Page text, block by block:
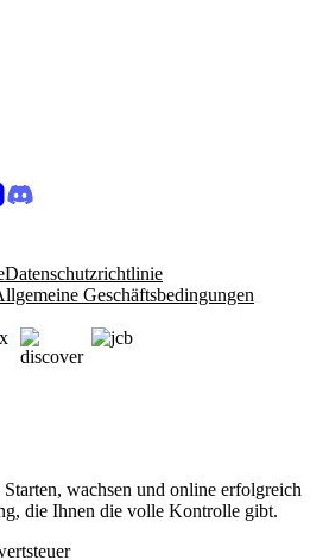
Datenschutzrichtlinie
Geschäftsbedingungen
wachsen und online erfolgreich
die Ihnen die volle Kontrolle gibt.